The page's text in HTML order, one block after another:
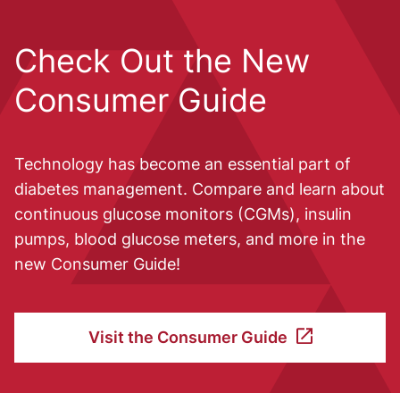
Check Out the New
Consumer Guide
Technology has become an essential part of
diabetes management. Compare and learn about
continuous glucose monitors (CGMs), insulin
pumps, blood glucose meters, and more in the
new Consumer Guide!
Visit the Consumer Guide